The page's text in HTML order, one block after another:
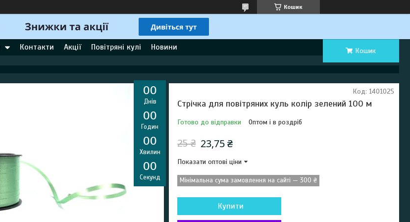
Кошик
Контакти Акції Повітряні кулі Новини Кошик
00
Днів
00
Годин
00
Хвилин
00
Секунд
Стрічка для повітряних куль колір зелений 100 м
Готово до відправки Оптом і в роздріб
Код: 1401025
25 ₴ 23,75 ₴
Показати оптові ціни
Мінімальна сума замовлення на сайті — 300 ₴
Купити